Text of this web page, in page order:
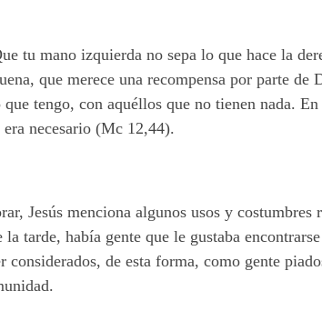
tu mano izquierda no sepa lo que hace la
que merece una recompensa por parte
tengo, con aquéllos que no tienen nada.
necesario (Mc 12,44).
Jesús menciona algunos usos y
tarde, había gente que le gustaba
considerados, de esta forma, como gente